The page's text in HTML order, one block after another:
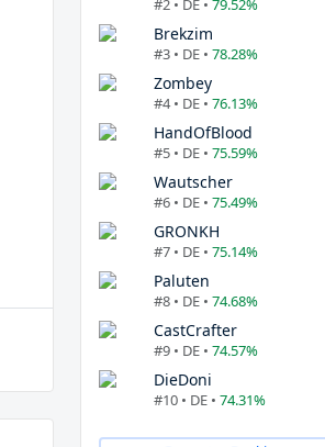
#2 • DE • 79.52%
Brekzim
#3 • DE • 78.28%
Zombey
#4 • DE • 76.13%
HandOfBlood
#5 • DE • 75.59%
Wautscher
#6 • DE • 75.49%
GRONKH
#7 • DE • 75.14%
Paluten
#8 • DE • 74.68%
CastCrafter
#9 • DE • 74.57%
DieDoni
#10 • DE • 74.31%